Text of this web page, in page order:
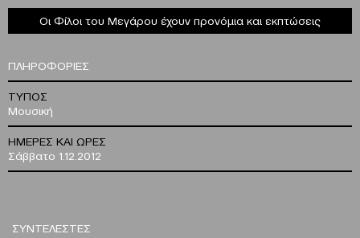
Οι Φίλοι του Μεγάρου έχουν προνόμια και εκπτώσεις
ΠΛΗΡΟΦΟΡΙΕΣ
ΤΥΠΟΣ
Μουσική
ΗΜΕΡΕΣ ΚΑΙ ΩΡΕΣ
Σάββατο 1.12.2012
ΣΥΝΤΕΛΕΣΤΕΣ